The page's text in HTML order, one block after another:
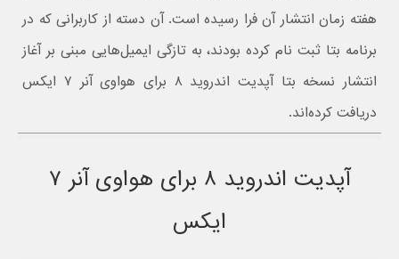
هفته زمان انتشار آن فرا رسیده است. آن دسته از کاربرانی که در
برنامه بتا ثبت نام کرده بودند، به تازگی ایمیل‌هایی مبنی بر آغاز
انتشار نسخه بتا آپدیت اندروید ۸ برای هواوی آنر ۷ ایکس
دریافت کرده‌اند.
آپدیت اندروید ۸ برای هواوی آنر ۷
ایکس